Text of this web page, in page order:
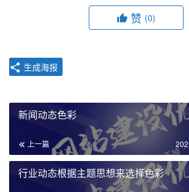
赞 (0)
生成海报
新闻动态色彩
上一篇
行业动态根据主题思想来选择色彩